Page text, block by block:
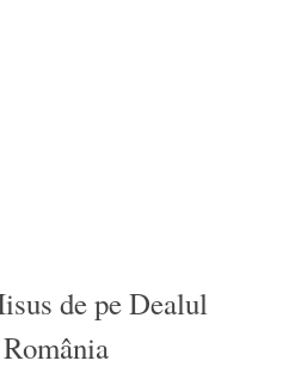
de pe Dealul